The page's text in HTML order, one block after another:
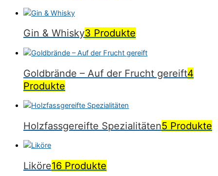
Gin & Whisky3 Produkte
Goldbrände – Auf der Frucht gereift4
Produkte
Holzfassgereifte Spezialitäten5 Produkte
Liköre16 Produkte